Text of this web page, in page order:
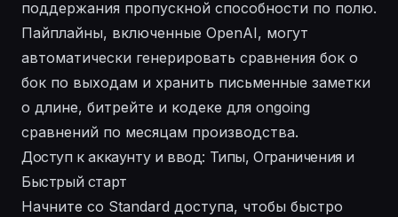
поддержания пропускной способности по полю.
Пайплайны, включенные OpenAI, могут
автоматически генерировать сравнения бок о
бок по выходам и хранить письменные заметки
о длине, битрейте и кодеке для ongoing
сравнений по месяцам производства.
Доступ к аккаунту и ввод: Типы, Ограничения и
Быстрый старт
Начните со Standard доступа, чтобы быстро